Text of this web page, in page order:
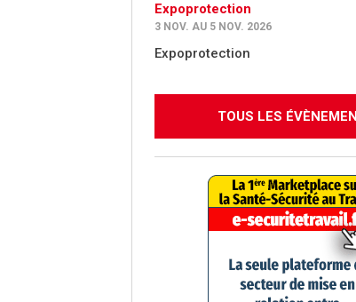
Expoprotection
3 NOV. AU 5 NOV. 2026
Expoprotection
TOUS LES